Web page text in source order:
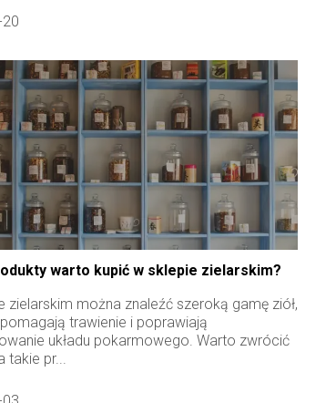
warto kupić w sklepie zielarskim?
zielarskim można znaleźć szeroką gamę ziół,
trawienie i poprawiają
układu pokarmowego. Warto zwrócić
takie pr...